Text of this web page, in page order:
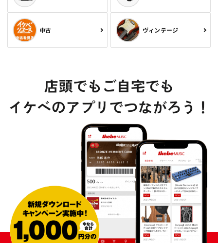
中古 ヴィンテージ